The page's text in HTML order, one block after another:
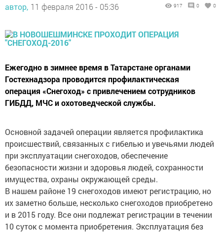
автор, 11 февраля 2016 - 05:36 917 0 0
Ежегодно в зимнее время в Татарстане органами
Гостехнадзора проводится профилактическая
операция «Снегоход» с привлечением сотрудников
ГИБДД, МЧС и охотоведческой службы.
Основной задачей операции является профилактика
происшествий, связанных с гибелью и увечьями людей
при эксплуатации снегоходов, обеспечение
безопасности жизни и здоровья людей, сохранности
имущества, охраны окружающей среды.
В нашем районе 19 снегоходов имеют регистрацию, но
их заметно больше, несколько снегоходов приобретено
и в 2015 году. Все они подлежат регистрации в течении
10 суток с момента приобретения. Эксплуатация без